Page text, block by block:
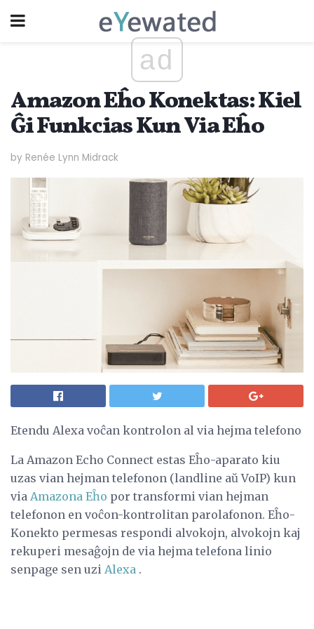
ad
Amazon Eĥo Konektas: Kiel
Ĝi Funkcias Kun Via Eĥo
by Renée Lynn Midrack
Etendu Alexa voĉan kontrolon al via hejma telefono
La Amazon Echo Connect estas Eĥo-aparato kiu
uzas vian hejman telefonon (landline aŭ VoIP) kun
via Amazona Eĥo por transformi vian hejman
telefonon en voĉon-kontrolitan parolafonon. Eĥo-
Konekto permesas respondi alvokojn, alvokojn kaj
rekuperi mesaĝojn de via hejma telefona linio
senpage sen uzi Alexa .